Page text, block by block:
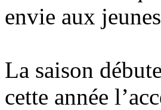
envie aux
La saison
cette année